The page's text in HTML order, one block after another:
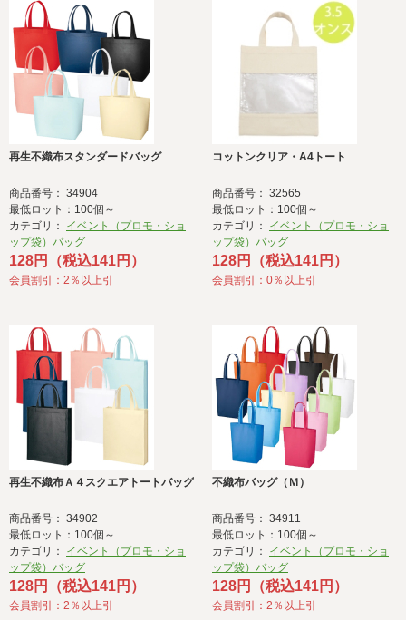
再生不織布スタンダードバッグ
商品番号： 34904
最低ロット：100個～
カテゴリ： イベント（プロモ・ショ
ップ袋）バッグ
128円（税込141円）
会員割引：2％以上引
コットンクリア・A4トート
商品番号： 32565
最低ロット：100個～
カテゴリ： イベント（プロモ・ショ
ップ袋）バッグ
128円（税込141円）
会員割引：0％以上引
再生不織布Ａ４スクエアトートバッグ
商品番号： 34902
最低ロット：100個～
カテゴリ： イベント（プロモ・ショ
ップ袋）バッグ
128円（税込141円）
会員割引：2％以上引
不織布バッグ（Ｍ）
商品番号： 34911
最低ロット：100個～
カテゴリ： イベント（プロモ・ショ
ップ袋）バッグ
128円（税込141円）
会員割引：2％以上引